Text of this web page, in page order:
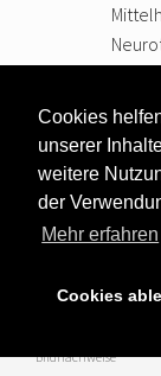
Cookies
unserer
weitere
der
Mehr erfahren
Cookies
weiter
Bildnachweise